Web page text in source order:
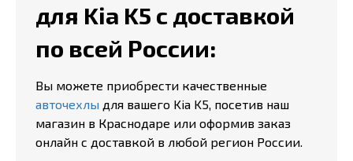
для Kia K5 с доставкой
по всей России:
Вы можете приобрести качественные
авточехлы для вашего Kia K5, посетив наш
магазин в Краснодаре или оформив заказ
онлайн с доставкой в любой регион России.